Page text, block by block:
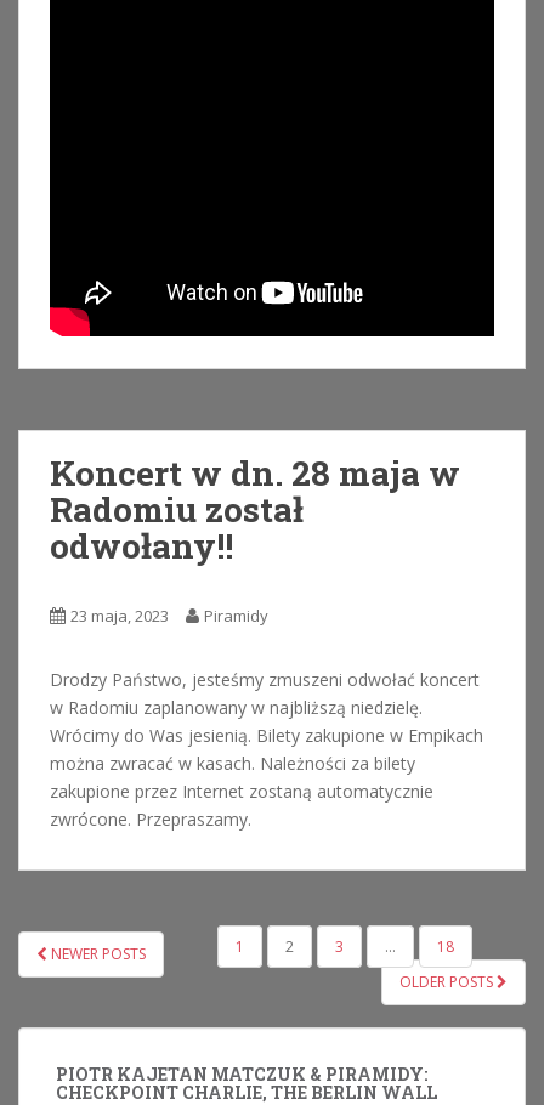
Koncert w dn. 28 maja w
Radomiu został
odwołany!!
23 maja, 2023 Piramidy
Drodzy Państwo, jesteśmy zmuszeni odwołać koncert
w Radomiu zaplanowany w najbliższą niedzielę.
Wrócimy do Was jesienią. Bilety zakupione w Empikach
można zwracać w kasach. Należności za bilety
zakupione przez Internet zostaną automatycznie
zwrócone. Przepraszamy.
NAWIGACJA
PO
NEWER POSTS 1 2 3 …
18
OLDER POSTS
PIOTR KAJETAN MATCZUK & PIRAMIDY:
CHECKPOINT CHARLIE, THE BERLIN WALL